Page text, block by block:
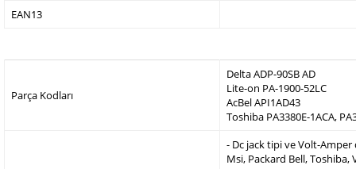
EAN13
Parça Kodları
Delta ADP-90SB AD
Lite-on PA-1900-52LC
AcBel API1AD43
Toshiba PA3380E-1ACA,
- Dc jack tipi ve Volt-
Msi, Packard Bell,